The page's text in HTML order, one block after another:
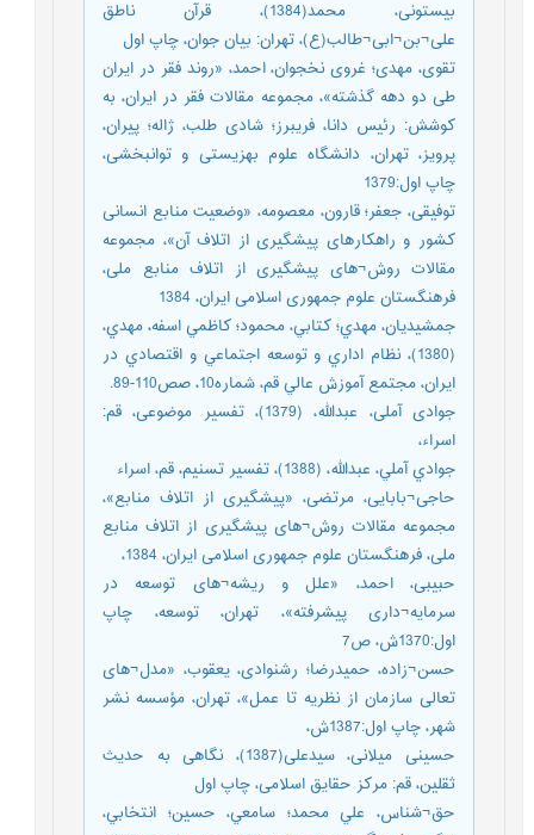
بیستونی، محمد(1384)، قرآن ناطق
علی¬بن¬ابی¬طالب(ع)، تهران: بیان جوان، چاپ اول
تقوی، مهدی؛ غروی نخجوان، احمد، «روند فقر در ایران
طی دو دهه گذشته»، مجموعه مقالات فقر در ایران، به
کوشش: رئیس دانا، فریبرز؛ شادی طلب، ژاله؛ پیران،
پرویز، تهران، دانشگاه علوم بهزیستی و توانبخشی،
چاپ اول:1379
توفیقی، جعفر؛ قارون، معصومه، «وضعیت منابع انسانی
کشور و راهکارهای پیشگیری از اتلاف آن»، مجموعه
مقالات روش¬های پیشگیری از اتلاف منابع ملی،
فرهنگستان علوم جمهوری اسلامی ایران، 1384
جمشيديان، مهدي؛ کتابي، محمود؛ کاظمي اسفه، مهدي،
(1380)، نظام اداري و توسعه اجتماعي و اقتصادي در
ايران، مجتمع آموزش عالي قم، شماره10، صص110-89.
جوادی آملی، عبدالله، (1379)، تفسیر موضوعی، قم:
اسراء،
جوادي آملي، عبدالله، (1388)، تفسير تسنيم، قم، اسراء
حاجی¬بابایی، مرتضی، «پیشگیری از اتلاف منابع»،
مجموعه مقالات روش¬های پیشگیری از اتلاف منابع
ملی، فرهنگستان علوم جمهوری اسلامی ایران، 1384،
حبیبی، احمد، «علل و ریشه¬های توسعه در
سرمایه¬داری پیشرفته»، تهران، توسعه، چاپ
اول:1370ش، ص7
حسن¬زاده، حمیدرضا؛ رشنوادی، یعقوب، «مدل¬های
تعالی سازمان از نظریه تا عمل»، تهران، مؤسسه نشر
شهر، چاپ اول:1387ش،
حسینی میلانی، سیدعلی(1387)، نگاهی به حدیث
ثقلین، قم: مرکز حقایق اسلامی، چاپ اول
حق¬شناس، علي محمد؛ سامعي، حسين؛ انتخابي،